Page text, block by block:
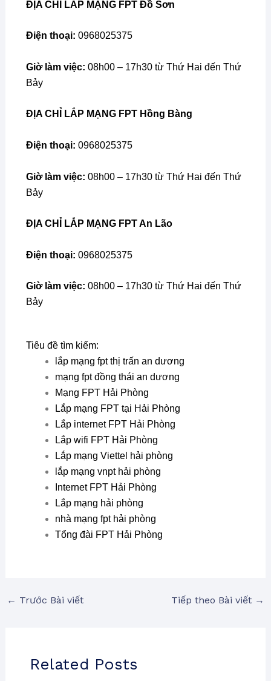
ĐỊA CHỈ LẮP MẠNG FPT Đồ Sơn
Điện thoại: 0968025375
Giờ làm việc: 08h00 – 17h30 từ Thứ Hai đến Thứ
Bảy
ĐỊA CHỈ LẮP MẠNG FPT Hồng Bàng
Điện thoại: 0968025375
Giờ làm việc: 08h00 – 17h30 từ Thứ Hai đến Thứ
Bảy
ĐỊA CHỈ LẮP MẠNG FPT An Lão
Điện thoại: 0968025375
Giờ làm việc: 08h00 – 17h30 từ Thứ Hai đến Thứ
Bảy
Tiêu đề tìm kiếm:
lắp mạng fptthị trấn an dương
mạng fpt đồng thái an dương
Mạng FPT Hải Phòng
Lắp mạng FPT tại Hải Phòng
Lắp internet FPT Hải Phòng
Lắp wifi FPT Hải Phòng
Lắp mạng Viettel hải phòng
lắp mạng vnpt hải phòng
Internet FPT Hải Phòng
Lắp mạng hải phòng
nhà mạng fpt hải phòng
Tổng đài FPT Hải Phòng
← Trước Bài viết Tiếp theo Bài viết →
Related Posts